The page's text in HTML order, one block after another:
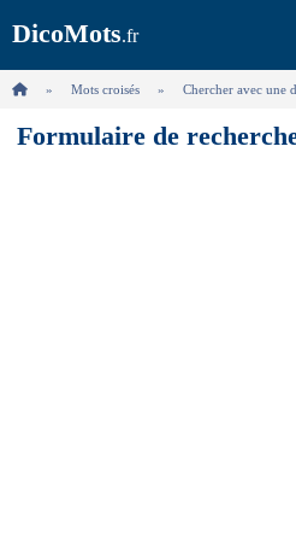
DicoMots.fr
Mots croisés Chercher avec une
Formulaire de